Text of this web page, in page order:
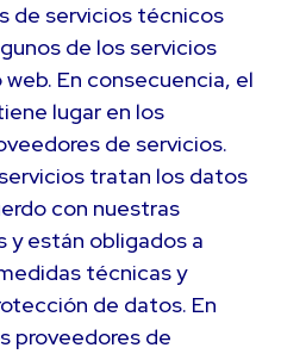
de servicios técnicos
de los servicios
En consecuencia, el
lugar en los
de servicios.
tratan los datos
con nuestras
y están obligados a
técnicas y
de datos. En
proveedores de